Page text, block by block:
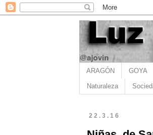
ARAGÓN GOYA
Naturaleza
22.3.16